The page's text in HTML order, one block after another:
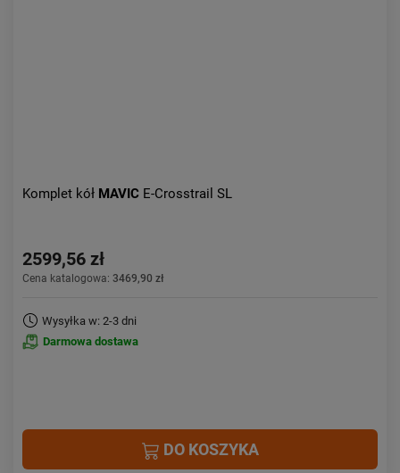
Komplet kół MAVIC E-Crosstrail SL
2599,56 zł
Cena katalogowa: 3469,90 zł
Wysyłka w: 2-3 dni
Darmowa dostawa
DO KOSZYKA